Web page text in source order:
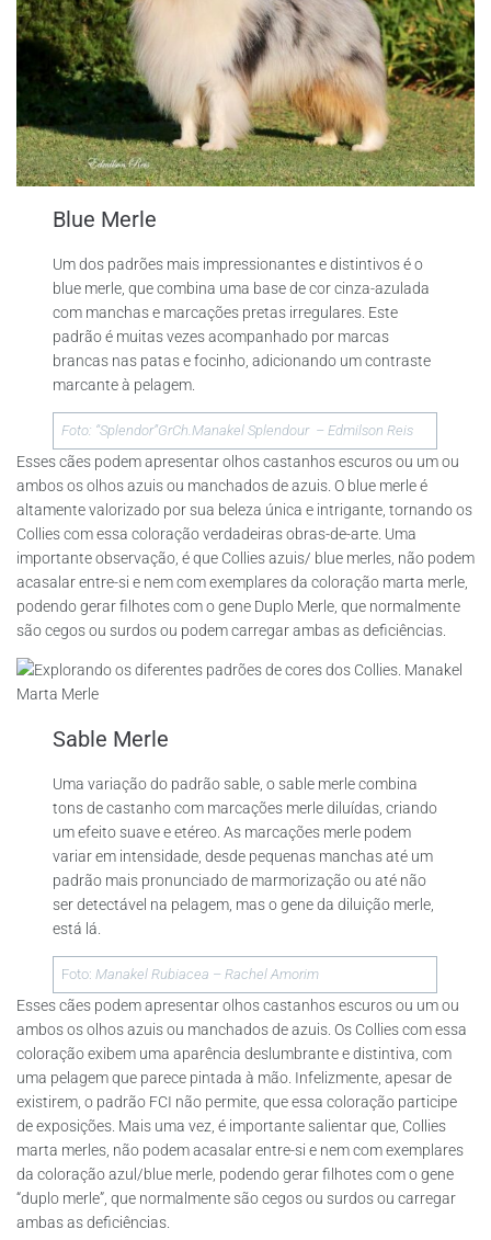
Blue Merle
Um dos padrões mais impressionantes e distintivos é o
blue merle, que combina uma base de cor cinza-azulada
com manchas e marcações pretas irregulares. Este
padrão é muitas vezes acompanhado por marcas
brancas nas patas e focinho, adicionando um contraste
marcante à pelagem.
Foto: “Splendor”GrCh.Manakel Splendour – Edmilson Reis
Esses cães podem apresentar olhos castanhos escuros ou um ou
ambos os olhos azuis ou manchados de azuis. O blue merle é
altamente valorizado por sua beleza única e intrigante, tornando os
Collies com essa coloração verdadeiras obras-de-arte. Uma
importante observação, é que Collies azuis/ blue merles, não podem
acasalar entre-si e nem com exemplares da coloração marta merle,
podendo gerar filhotes com o gene Duplo Merle, que normalmente
são cegos ou surdos ou podem carregar ambas as deficiências.
Sable Merle
Uma variação do padrão sable, o sable merle combina
tons de castanho com marcações merle diluídas, criando
um efeito suave e etéreo. As marcações merle podem
variar em intensidade, desde pequenas manchas até um
padrão mais pronunciado de marmorização ou até não
ser detectável na pelagem, mas o gene da diluição merle,
está lá.
Foto: Manakel Rubiacea – Rachel Amorim
Esses cães podem apresentar olhos castanhos escuros ou um ou
ambos os olhos azuis ou manchados de azuis. Os Collies com essa
coloração exibem uma aparência deslumbrante e distintiva, com
uma pelagem que parece pintada à mão. Infelizmente, apesar de
existirem, o padrão FCI não permite, que essa coloração participe
de exposições. Mais uma vez, é importante salientar que, Collies
marta merles, não podem acasalar entre-si e nem com exemplares
da coloração azul/blue merle, podendo gerar filhotes com o gene
“duplo merle”, que normalmente são cegos ou surdos ou carregar
ambas as deficiências.